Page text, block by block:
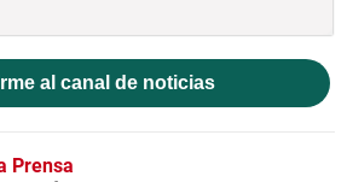
al canal de noticias
Prensa